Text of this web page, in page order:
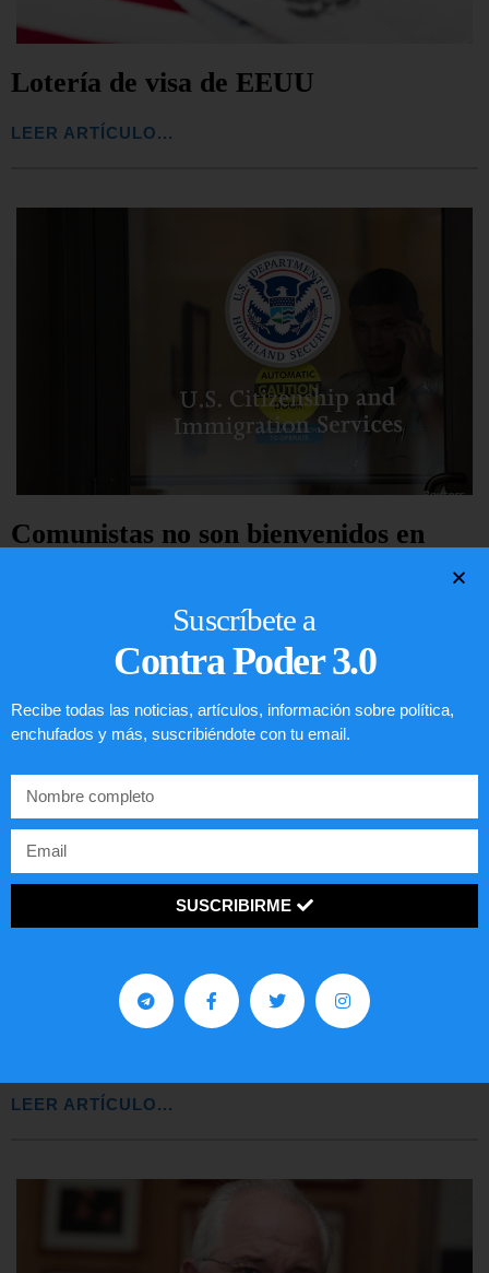
Lotería de visa de EEUU
LEER ARTÍCULO...
Comunistas no son bienvenidos en
Preguntas frecuentes sobre la visa
LEER ARTÍCULO...
Suscríbete a
Contra Poder 3.0
Recibe todas las noticias, artículos, información sobre política,
enchufados y más, suscribiéndote con tu email.
SUSCRIBIRME